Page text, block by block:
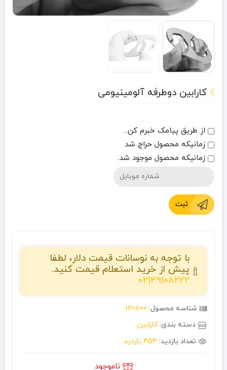
کارابین دوطرفه آلومینیومی
از طریق پیامک خبرم کن...
زمانیکه محصول حراج شد
زمانیکه محصول موجود شد.
ثبت
با توجه به نوسانات قیمت دلار، لطفا
پیش از خرید استعلام قیمت کنید.
02149108222
شناسه محصول: 120800
دسته بندی:کارابین
تعداد بازدید: 454 بازدید
ناموجود